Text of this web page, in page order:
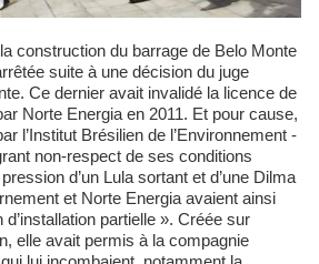
suite à une décision du juge
Ce dernier avait invalidé la licence de
Norte Energia en 2011. Et pour cause,
l’Institut Brésilien de l’Environnement -
non-respect de ses conditions
d’un Lula sortant et d’une Dilma
et Norte Energia avaient ainsi
partielle ». Créée sur
elle avait permis à la compagnie